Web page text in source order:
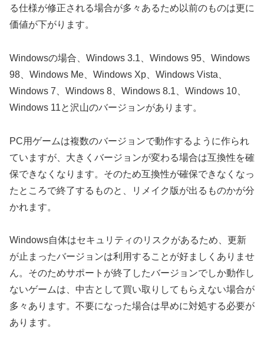
る仕様が修正される場合が多々あるため以前のものは更に
価値が下がります。
Windowsの場合、Windows 3.1、Windows 95、Windows
98、Windows Me、Windows Xp、Windows Vista、
Windows 7、Windows 8、Windows 8.1、Windows 10、
Windows 11と沢山のバージョンがあります。
PC用ゲームは複数のバージョンで動作するように作られ
ていますが、大きくバージョンが変わる場合は互換性を確
保できなくなります。そのため互換性が確保できなくなっ
たところで終了するものと、リメイク版が出るものかが分
かれます。
Windows自体はセキュリティのリスクがあるため、更新
が止まったバージョンは利用することが好ましくありませ
ん。そのためサポートが終了したバージョンでしか動作し
ないゲームは、中古として買い取りしてもらえない場合が
多々あります。不要になった場合は早めに対処する必要が
あります。